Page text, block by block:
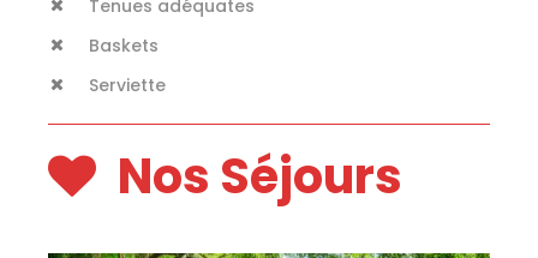
Tenues adéquates
Baskets
Serviette
Nos Séjours